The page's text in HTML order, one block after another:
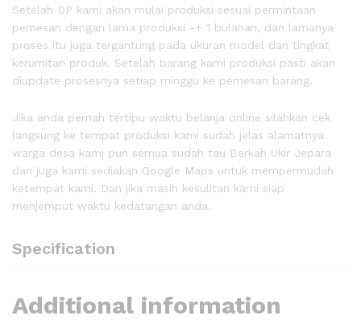
Setelah DP kami akan mulai produksi sesuai permintaan
pemesan dengan lama produksi -+ 1 bulanan, dan lamanya
proses itu juga tergantung pada ukuran model dan tingkat
kerumitan produk. Setelah barang kami produksi pasti akan
diupdate prosesnya setiap minggu ke pemesan barang.
Jika anda pernah tertipu waktu belanja online silahkan cek
langsung ke tempat produksi kami sudah jelas alamatnya
warga desa kami pun semua sudah tau Berkah Ukir Jepara
dan juga kami sediakan Google Maps untuk mempermudah
ketempat kami. Dan jika masih kesulitan kami siap
menjemput waktu kedatangan anda.
Specification
Additional information